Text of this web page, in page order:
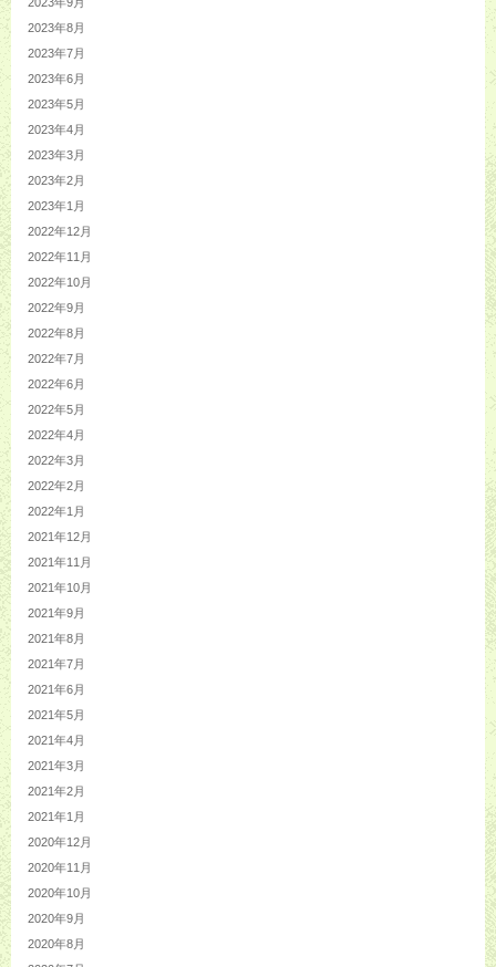
2023年8月
2023年7月
2023年6月
2023年5月
2023年4月
2023年3月
2023年2月
2023年1月
2022年12月
2022年11月
2022年10月
2022年9月
2022年8月
2022年7月
2022年6月
2022年5月
2022年4月
2022年3月
2022年2月
2022年1月
2021年12月
2021年11月
2021年10月
2021年9月
2021年8月
2021年7月
2021年6月
2021年5月
2021年4月
2021年3月
2021年2月
2021年1月
2020年12月
2020年11月
2020年10月
2020年9月
2020年8月